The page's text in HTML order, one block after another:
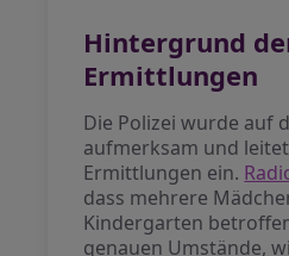
Hintergrund
Ermittlungen
Die Polizei wurde auf
aufmerksam und
Ermittlungen ein.
dass mehrere
Kindergarten
genauen Umstände,